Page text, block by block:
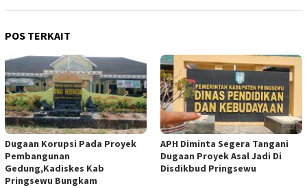
POS TERKAIT
Dugaan Korupsi Pada Proyek
Pembangunan
Gedung,Kadiskes Kab
Pringsewu Bungkam
APH Diminta Segera Tangani
Dugaan Proyek Asal Jadi Di
Disdikbud Pringsewu